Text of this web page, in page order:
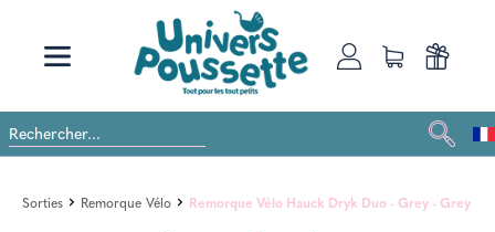
Sorties Remorque Vélo Remorque Vélo Hauck Dryk Duo - Grey - Grey